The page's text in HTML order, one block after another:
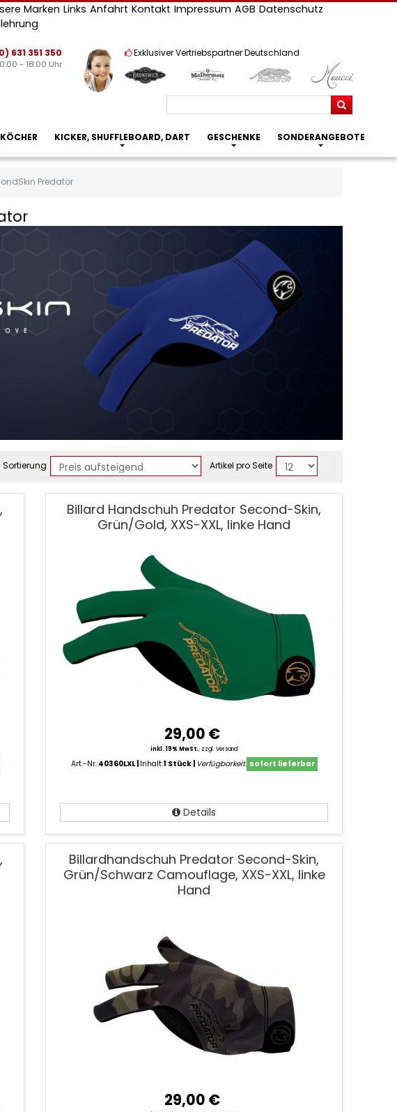
Marken Links Anfahrt Kontakt Impressum AGB Datenschutz
Exklusiver Vertriebspartner Deutschland
631 351 350
- 18:00 Uhr
Suchen
KICKER, SHUFFLEBOARD, DART GESCHENKE SONDERANGEBOTE
Predator
Sortierung Artikel pro Seite
Billard Handschuh Predator Second-Skin,
Grün/Gold, XXS-XXL, linke Hand
29,00 €
inkl. 19% MwSt., zzgl. Versand
Art.-Nr.:40360LXL Inhalt:1 Stück Verfügbarkeit: sofort lieferbar
Details
Billardhandschuh Predator Second-Skin,
Grün/Schwarz Camouflage, XXS-XXL, linke
Hand
29,00 €